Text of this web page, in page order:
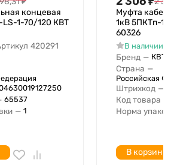
концевая
LS-1-70/120 КВТ
420291
65537
— 1
Муфта
1кВ 5ПКТп-1-
60326
В наличии
Бренд — КВТ
Страна —
Российская
Штрихкод —
Код товара
Норма упаковки
В корзину